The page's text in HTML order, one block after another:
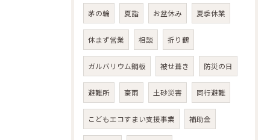
茅の輪 夏詣 お盆休み 夏季休業
休まず営業 相談 折り鶴
ガルバリウム鋼板 被せ葺き 防災の日
避難所 豪雨 土砂災害 同行避難
こどもエコすまい支援事業 補助金